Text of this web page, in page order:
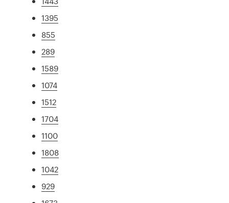
1395
855
289
1589
1074
1512
1704
1100
1808
1042
929